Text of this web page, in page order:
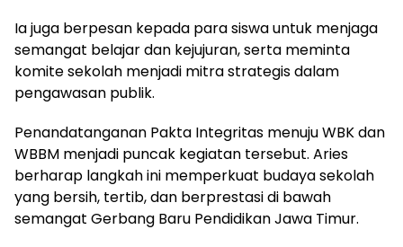
Ia juga berpesan kepada para siswa untuk menjaga
semangat belajar dan kejujuran, serta meminta
komite sekolah menjadi mitra strategis dalam
pengawasan publik.
Penandatanganan Pakta Integritas menuju WBK dan
WBBM menjadi puncak kegiatan tersebut. Aries
berharap langkah ini memperkuat budaya sekolah
yang bersih, tertib, dan berprestasi di bawah
semangat Gerbang Baru Pendidikan Jawa Timur.